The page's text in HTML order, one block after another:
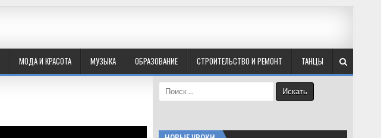
МОДА И КРАСОТА МУЗЫКА ОБРАЗОВАНИЕ СТРОИТЕЛЬСТВО И РЕМОНТ ТАНЦЫ
e